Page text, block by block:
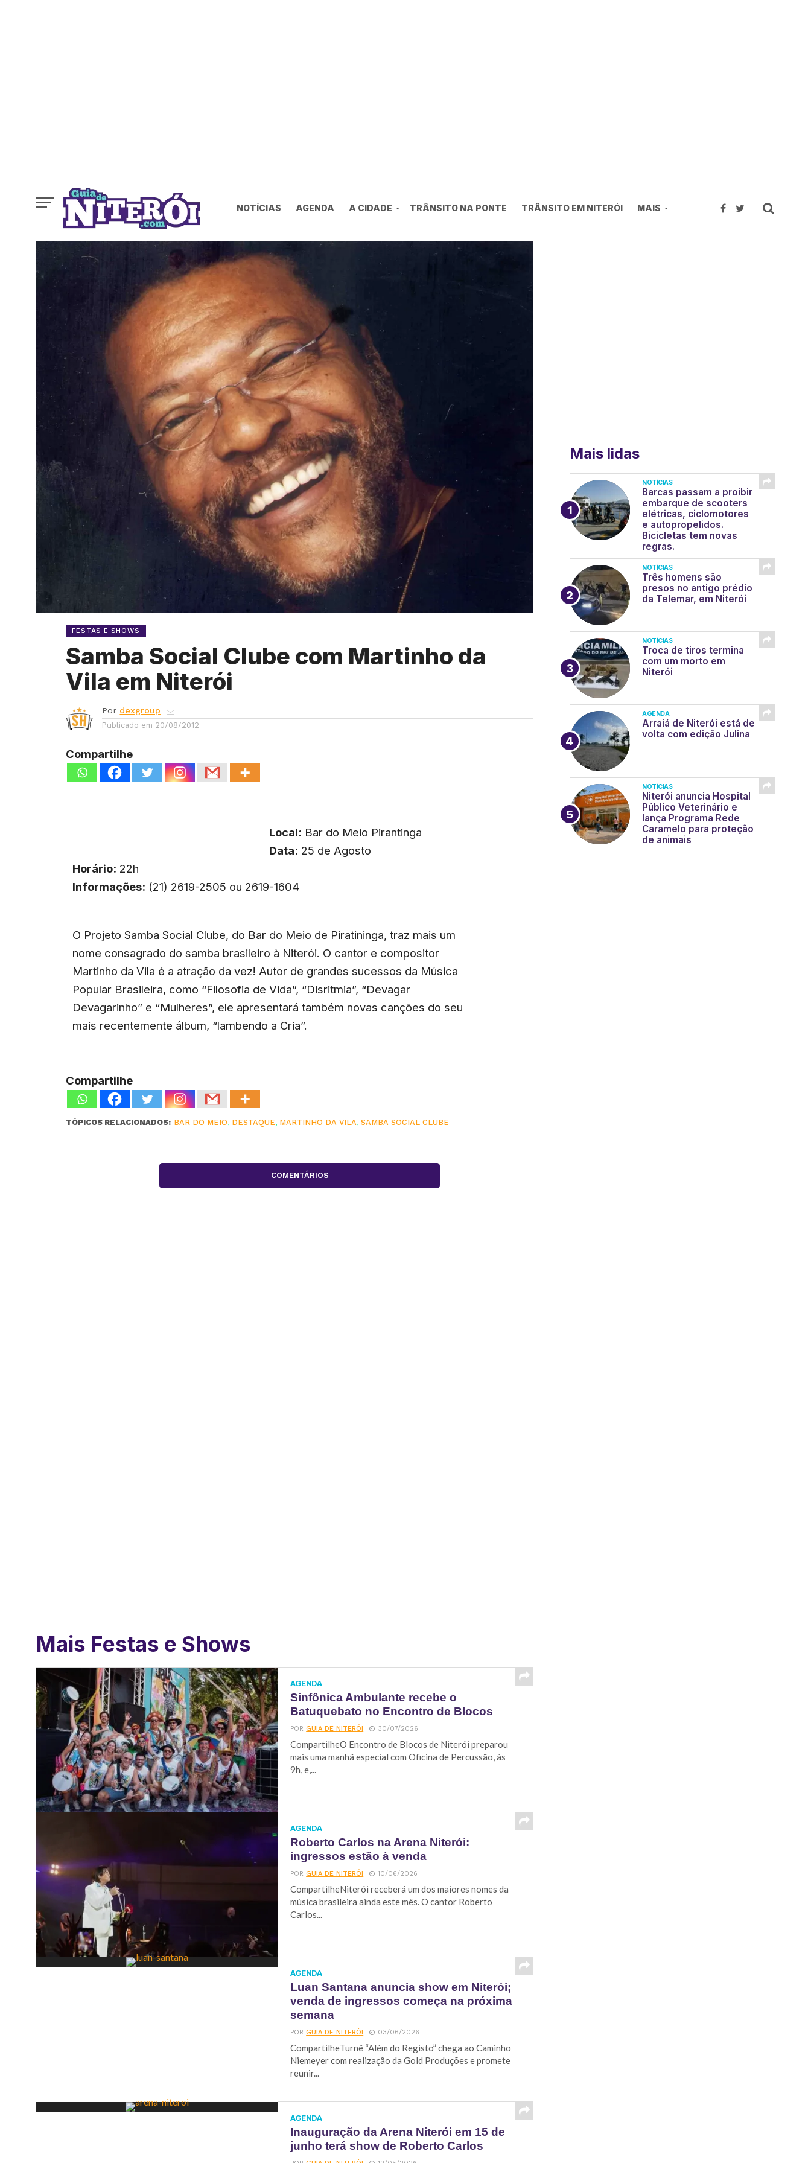
NOTÍCIAS AGENDA A CIDADE TRÂNSITO NA PONTE TRÂNSITO EM NITERÓI MAIS
FESTAS E SHOWS
Samba Social Clube com Martinho da
Vila em Niterói
Por dexgroup
Publicado em 20/08/2012
Compartilhe
Local: Bar do Meio Pirantinga
Data: 25 de Agosto
Horário: 22h
Informações: (21) 2619-2505 ou 2619-1604
O Projeto Samba Social Clube, do Bar do Meio de Piratininga, traz mais um
nome consagrado do samba brasileiro à Niterói. O cantor e compositor
Martinho da Vila é a atração da vez! Autor de grandes sucessos da Música
Popular Brasileira, como “Filosofia de Vida”, “Disritmia”, “Devagar
Devagarinho” e “Mulheres”, ele apresentará também novas canções do seu
mais recentemente álbum, “lambendo a Cria”.
Compartilhe
TÓPICOS RELACIONADOS: BAR DO MEIO, DESTAQUE, MARTINHO DA VILA,SAMBA SOCIAL CLUBE
COMENTÁRIOS
Mais Festas e Shows
AGENDA
Sinfônica Ambulante recebe o
Batuquebato no Encontro de Blocos
PORGUIA DE NITERÓI 30/07/2026
CompartilheO Encontro de Blocos de Niterói preparou
mais uma manhã especial com Oficina de Percussão, às
9h, e,...
AGENDA
Roberto Carlos na Arena Niterói:
ingressos estão à venda
PORGUIA DE NITERÓI 10/06/2026
CompartilheNiterói receberá um dos maiores nomes da
música brasileira ainda este mês. O cantor Roberto
Carlos...
AGENDA
Luan Santana anuncia show em Niterói;
venda de ingressos começa na próxima
semana
PORGUIA DE NITERÓI 03/06/2026
CompartilheTurnê “Além do Registo” chega ao Caminho
Niemeyer com realização da Gold Produções e promete
reunir...
AGENDA
Inauguração da Arena Niterói em 15 de
junho terá show de Roberto Carlos
Mais lidas
NOTÍCIAS
Barcas passam a proibir
embarque de scooters
elétricas, ciclomotores
e autopropelidos.
Bicicletas tem novas
regras.
NOTÍCIAS
Três homens são
presos no antigo prédio
da Telemar, em Niterói
NOTÍCIAS
Troca de tiros termina
com um morto em
Niterói
AGENDA
Arraiá de Niterói está de
volta com edição Julina
NOTÍCIAS
Niterói anuncia Hospital
Público Veterinário e
lança Programa Rede
Caramelo para proteção
de animais